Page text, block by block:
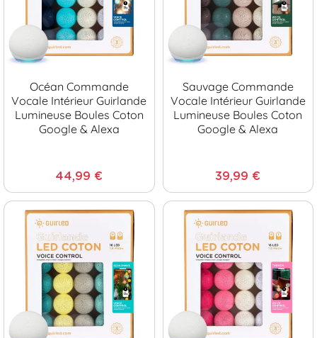
Océan Commande
Vocale Intérieur Guirlande
Lumineuse Boules Coton
Google & Alexa
44,99 €
Sauvage Commande
Vocale Intérieur Guirlande
Lumineuse Boules Coton
Google & Alexa
39,99 €